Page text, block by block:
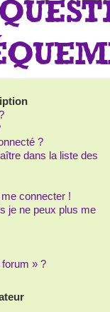
?
dans la liste des
connecter !
je ne peux plus me
» ?